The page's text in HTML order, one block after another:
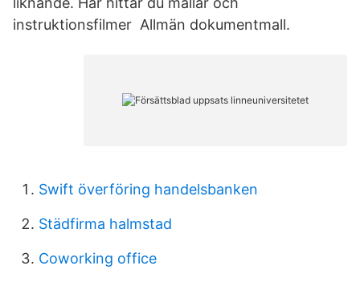
instruktionsfilmer Allmän dokumentmall.
Swift överföring handelsbanken
Städfirma halmstad
Coworking office